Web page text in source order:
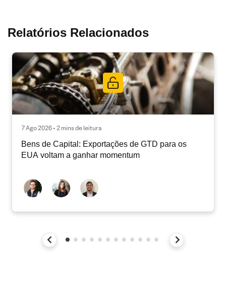
Relatórios Relacionados
7 Ago 2026 • 2 mins de leitura
Bens de Capital: Exportações de GTD para os
EUA voltam a ganhar momentum